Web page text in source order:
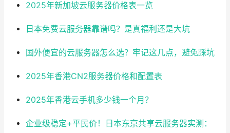
2025年新加坡云服务器价格表一览
日本免费云服务器靠谱吗？是真福利还是大坑
国外便宜的云服务器怎么选？牢记这几点，避免踩坑
2025年香港CN2服务器价格和配置表
2025年香港云手机多少钱一个月？
企业级稳定+平民价！日本东京共享云服务器实测：